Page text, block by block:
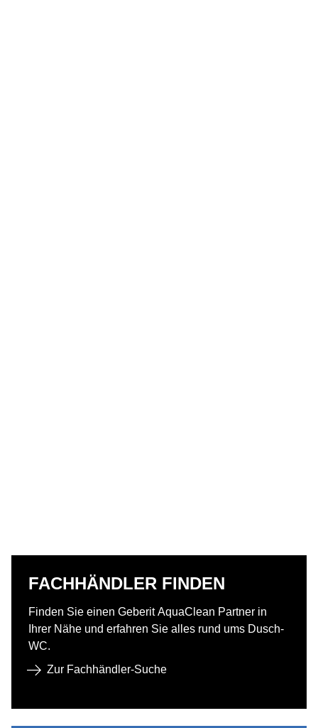
FACHHÄNDLER FINDEN​
Finden Sie einen Geberit AquaClean Partner in
Ihrer Nähe und erfahren Sie alles rund ums Dusch-
WC.​
Zur Fachhändler-Suche​